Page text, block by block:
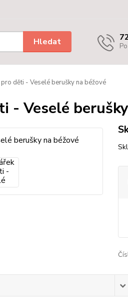
Hledat
děti - Veselé berušky na béžové
- Veselé